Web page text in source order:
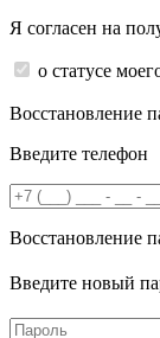
Я согласен на
о статусе
Восстановление
Введите телефон
Восстановление
Введите новый